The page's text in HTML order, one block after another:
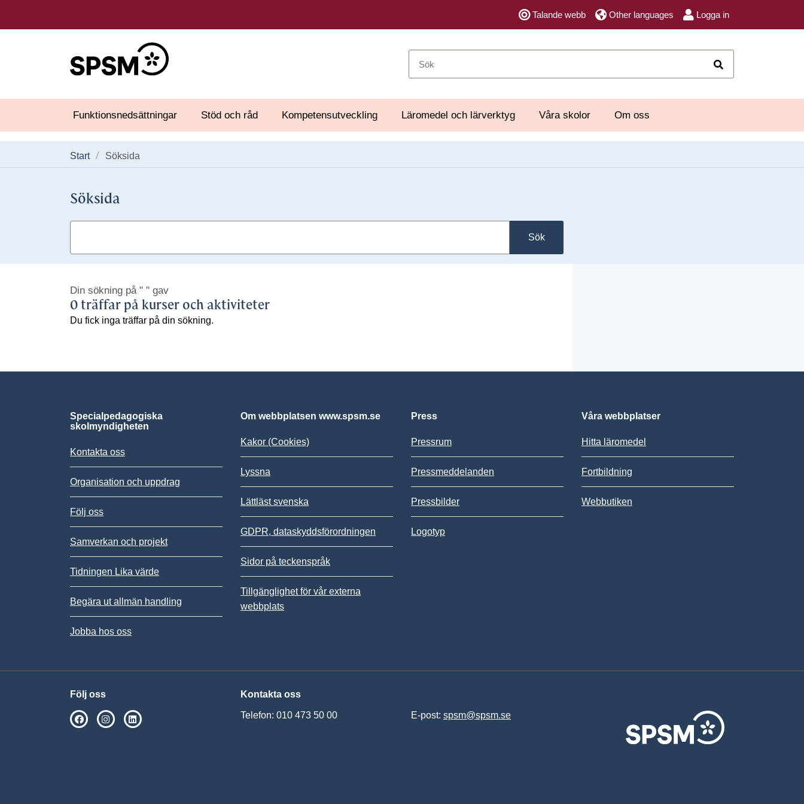
Talande webb Other languages Logga in
Funktionsnedsättningar Stöd och råd Kompetensutveckling Läromedel och lärverktyg Våra skolor Om oss
Start Söksida
Söksida
Sök
Din sökning på " " gav
0 träffar på kurser och aktiviteter
Du fick inga träffar på din sökning.
Specialpedagogiska
skolmyndigheten
Kontakta oss
Organisation och uppdrag
Följ oss
Samverkan och projekt
Tidningen Lika värde
Begära ut allmän handling
Jobba hos oss
Om webbplatsen www.spsm.se
Kakor (Cookies)
Lyssna
Lättläst svenska
GDPR, dataskyddsförordningen
Sidor på teckenspråk
Tillgänglighet för vår externa
webbplats
Press
Pressrum
Pressmeddelanden
Pressbilder
Logotyp
Våra webbplatser
Hitta läromedel
Fortbildning
Webbutiken
Följ oss
SPSM på Facebook
SPSM på Instagram
Kontakta oss
Telefon: 010 473 50 00 E-post: spsm@spsm.se